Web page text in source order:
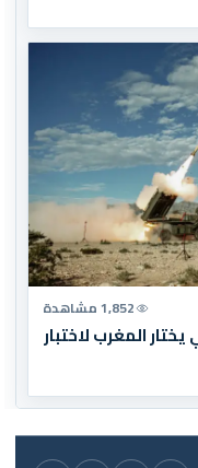
1,852 مشاهدة
المغرب لاختبار